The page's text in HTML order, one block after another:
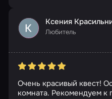
Ксения
Любитель
Очень красивый квест!
комната. Рекомендуем